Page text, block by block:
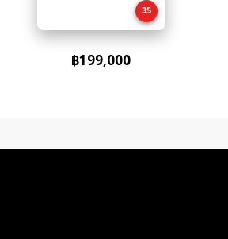
35
฿199,000